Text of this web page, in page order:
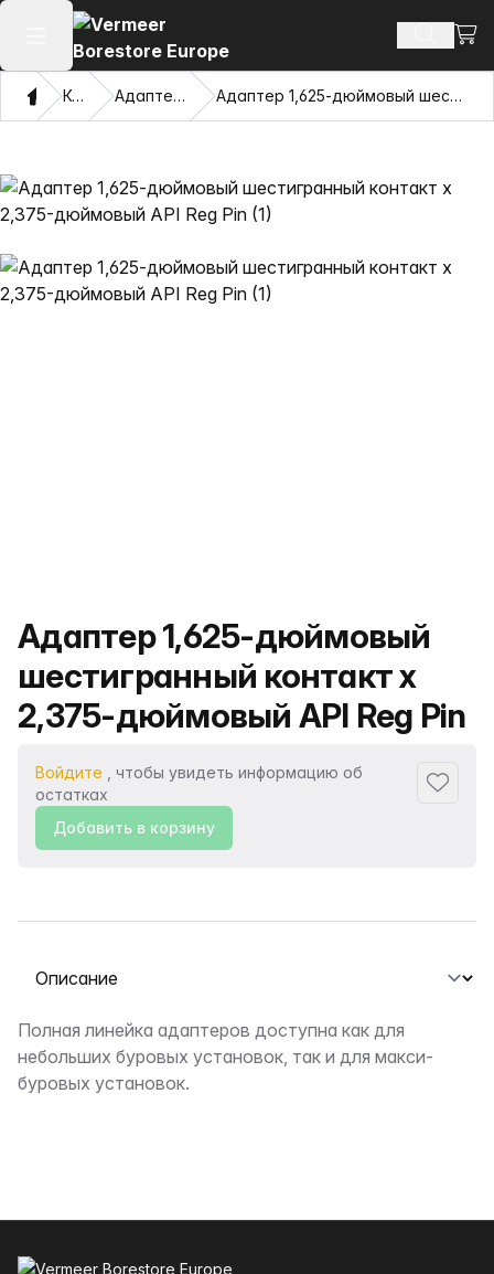
Открыть главное меню Поиск
ДомКаталог Адаптеры и Pulling Eyes Адаптер 1,625-дюймовый шестигранный контакт x 2,375-дюймовый API Reg Pin
Название продукта
Адаптер 1,625-дюймовый
шестигранный контакт x
2,375-дюймовый API Reg Pin
Войдите , чтобы увидеть информацию об
остатках
Добавить в корзину
Выберите вкладку
Описание
Полная линейка адаптеров доступна как для
небольших буровых установок, так и для макси-
буровых установок.